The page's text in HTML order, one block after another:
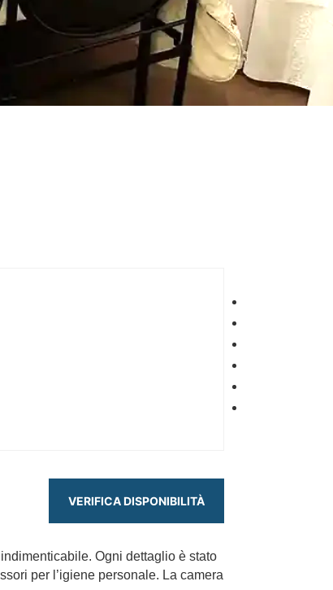
VERIFICA DISPONIBILITÀ
Ogni dettaglio è stato
per l’igiene personale. La camera